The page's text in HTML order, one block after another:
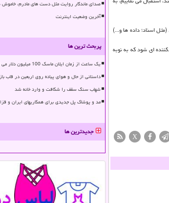
اسناد؛ داده ها و...)
ای شود كه به نوبه
X
صدای ماندگار روایت مثل دست های مادرم،
آخرین وضعیت اینترنت
پربحث ترین ها
یک ساعت از زمان ایلان ماسک 100 میلیون دلار می ارزد؟
داستانی از حال و هوای پیاده روی اربعین در قاب
شهاب سنگ سقف را شکافت و وارد خانه شد
مد و پوشاک پل جدیدی برای همکاریهای ایران و
جدیدترین ها